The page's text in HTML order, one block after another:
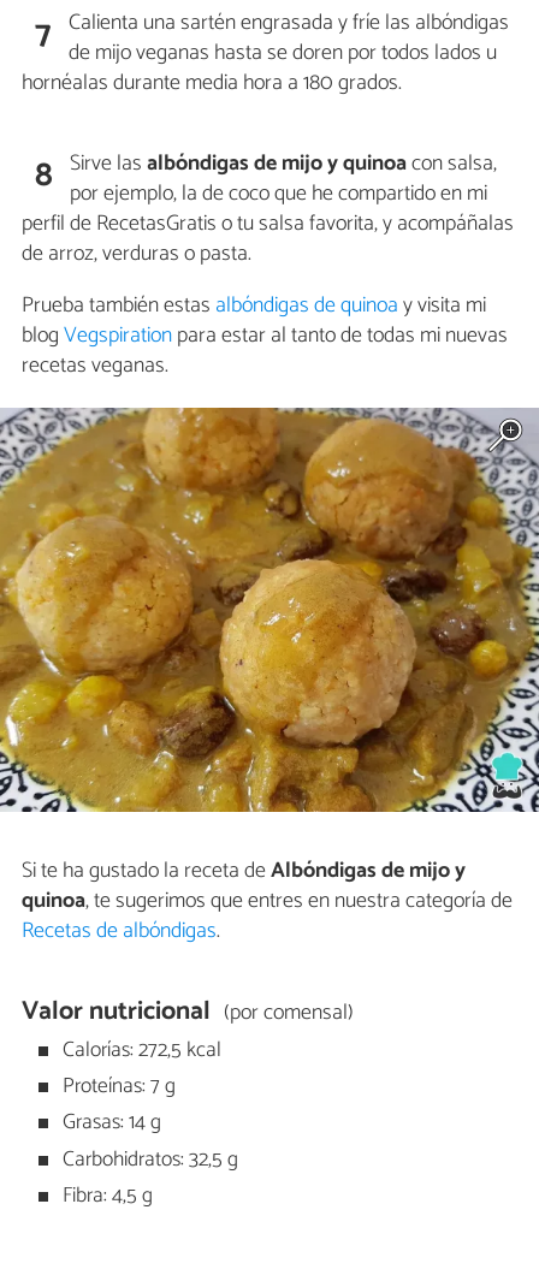
7 Calienta una sartén engrasada y fríe las albóndigas
de mijo veganas hasta se doren por todos lados u
hornéalas durante media hora a 180 grados.
8 Sirve lasalbóndigas de mijo y quinoacon salsa,
por ejemplo, la de coco que he compartido en mi
perfil de RecetasGratis o tu salsa favorita, y acompáñalas
de arroz, verduras o pasta.
Prueba también estas albóndigas de quinoay visita mi
blogVegspirationpara estar al tanto de todas mi nuevas
recetas veganas.
Si te ha gustado la receta deAlbóndigas de mijo y
quinoa, te sugerimos que entres en nuestra categoría de
Recetas de albóndigas.
Valor nutricional (por comensal)
Calorías: 272,5 kcal
Proteínas: 7 g
Grasas: 14 g
Carbohidratos: 32,5 g
Fibra: 4,5 g